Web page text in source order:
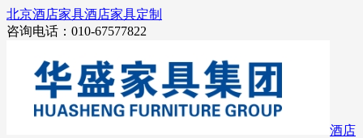
北京酒店家具酒店家具定制
咨询电话：010-67577822
酒店